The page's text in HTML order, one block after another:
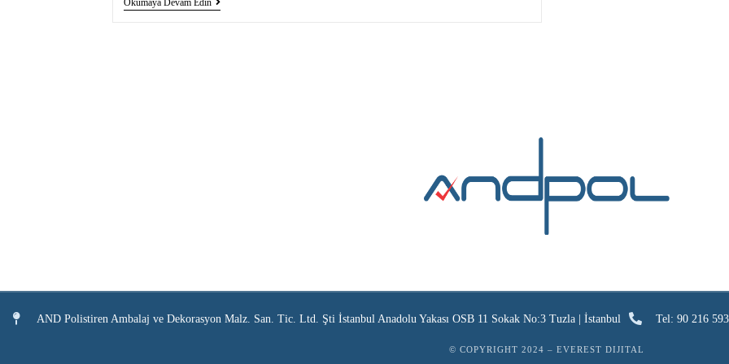
Okumaya Devam Edin
AND Polistiren Ambalaj ve Dekorasyon Malz. San. Tic. Ltd. Şti İstanbul Anadolu Yakası OSB 11 Sokak No:3 Tuzla | İstanbul Tel: 90 216
© COPYRIGHT 2024 – EVEREST DIJITAL